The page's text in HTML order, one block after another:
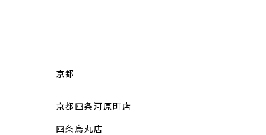
京都
京都四条河原町店
四条烏丸店